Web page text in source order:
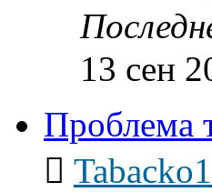
13 сен
Проблема
Tabacko1